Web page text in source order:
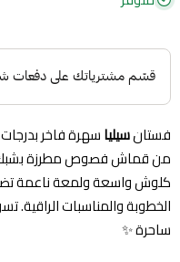
فستانسيلياسهرة فاخر بدرجات
من قماش فصوص مطرزة بشبك
كلوش واسعة ولمعة ناعمة
الخطوبة والمناسبات الراقية.
ساحرة ✨